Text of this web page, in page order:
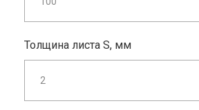
Толщина листа S, мм